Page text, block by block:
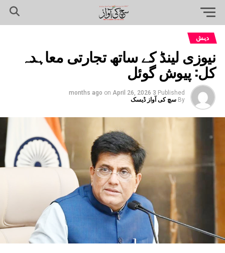
دیش
نیوزی لینڈ کے ساتھ تجارتی معاہدہ
کل: پیوش گوئل
Published
3 months ago
on April 26, 2026
By سچ کی آواز ڈیسک